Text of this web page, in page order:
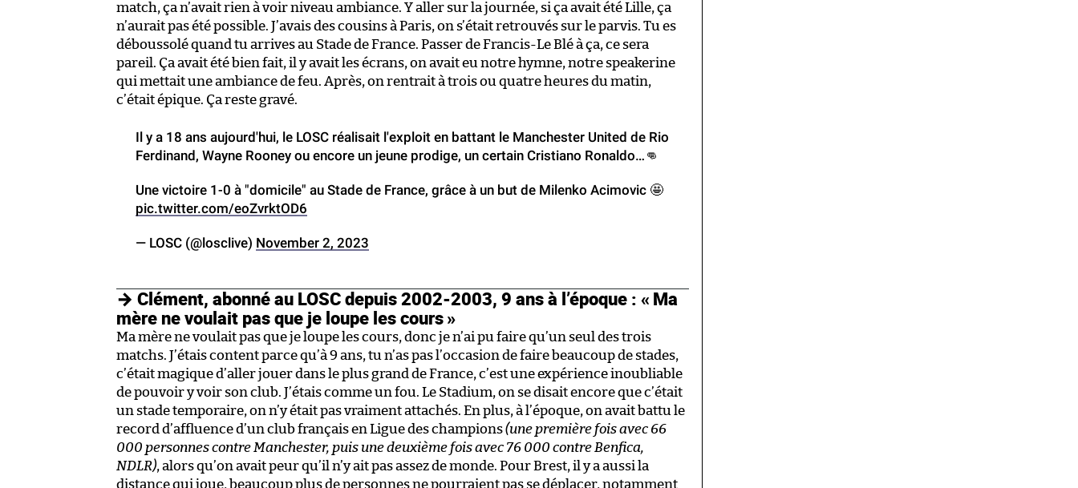
match, ça n’avait rien à voir niveau ambiance. Y aller sur la journée, si ça avait été Lille, ça
n’aurait pas été possible. J’avais des cousins à Paris, on s’était retrouvés sur le parvis. Tu es
déboussolé quand tu arrives au Stade de France. Passer de Francis-Le Blé à ça, ce sera
pareil. Ça avait été bien fait, il y avait les écrans, on avait eu notre hymne, notre speakerine
qui mettait une ambiance de feu. Après, on rentrait à trois ou quatre heures du matin,
c’était épique. Ça reste gravé.
Il y a 18 ans aujourd'hui, le LOSC réalisait l'exploit en battant le Manchester United de Rio
Ferdinand, Wayne Rooney ou encore un jeune prodige, un certain Cristiano Ronaldo…👊
Une victoire 1-0 à "domicile" au Stade de France, grâce à un but de Milenko Acimovic 🤩
pic.twitter.com/eoZvrktOD6
— LOSC (@losclive) November 2, 2023
→ Clément, abonné au LOSC depuis 2002-2003, 9 ans à l’époque : « Ma
mère ne voulait pas que je loupe les cours »
Ma mère ne voulait pas que je loupe les cours, donc je n’ai pu faire qu’un seul des trois
matchs. J’étais content parce qu’à 9 ans, tu n’as pas l’occasion de faire beaucoup de stades,
c’était magique d’aller jouer dans le plus grand de France, c’est une expérience inoubliable
de pouvoir y voir son club. J’étais comme un fou. Le Stadium, on se disait encore que c’était
un stade temporaire, on n’y était pas vraiment attachés. En plus, à l’époque, on avait battu le
record d’affluence d’un club français en Ligue des champions(une première fois avec 66
000 personnes contre Manchester, puis une deuxième fois avec 76 000 contre Benfica,
NDLR), alors qu’on avait peur qu’il n’y ait pas assez de monde. Pour Brest, il y a aussi la
distance qui joue, beaucoup plus de personnes ne pourraient pas se déplacer, notamment